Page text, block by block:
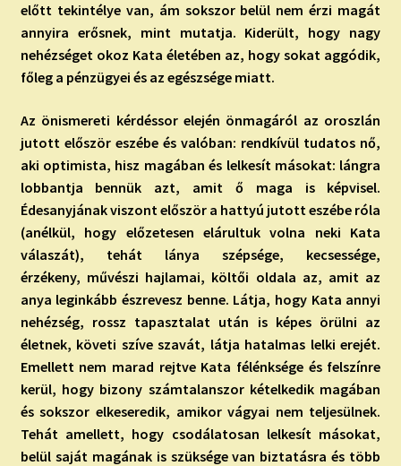
előtt tekintélye van, ám sokszor belül nem érzi magát
annyira erősnek, mint mutatja. Kiderült, hogy nagy
nehézséget okoz Kata életében az, hogy sokat aggódik,
főleg a pénzügyei és az egészsége miatt.
Az önismereti kérdéssor elején önmagáról az oroszlán
jutott először eszébe és valóban: rendkívül tudatos nő,
aki optimista, hisz magában és lelkesít másokat: lángra
lobbantja bennük azt, amit ő maga is képvisel.
Édesanyjának viszont először a hattyú jutott eszébe róla
(anélkül, hogy előzetesen elárultuk volna neki Kata
válaszát), tehát lánya szépsége, kecsessége,
érzékeny, művészi hajlamai, költői oldala az, amit az
anya leginkább észrevesz benne. Látja, hogy Kata annyi
nehézség, rossz tapasztalat után is képes örülni az
életnek, követi szíve szavát, látja hatalmas lelki erejét.
Emellett nem marad rejtve Kata félénksége és felszínre
kerül, hogy bizony számtalanszor kételkedik magában
és sokszor elkeseredik, amikor vágyai nem teljesülnek.
Tehát amellett, hogy csodálatosan lelkesít másokat,
belül saját magának is szüksége van biztatásra és több